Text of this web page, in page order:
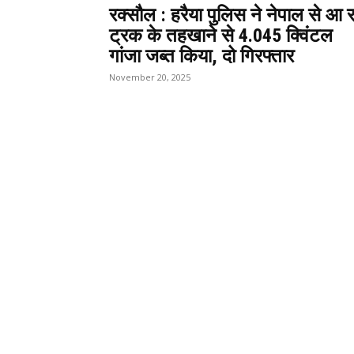
रक्सौल : हरैया पुलिस ने नेपाल से आ
ट्रक के तहखाने से 4.045 क्विंटल
गांजा जब्त किया, दो गिरफ्तार
November 20, 2025